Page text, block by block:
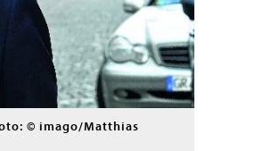
© imago/Matthias